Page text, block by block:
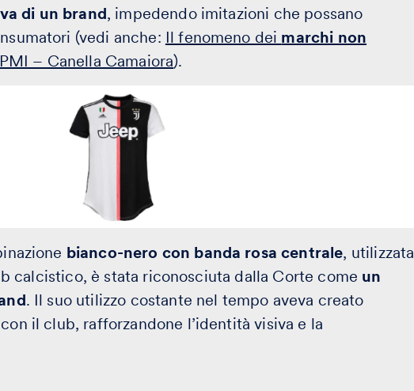
di un brand, impedendo imitazioni che possano
(vedi anche: Il fenomeno dei marchi non
– Canella Camaiora).
bianco-nero con banda rosa centrale, utilizzata
calcistico, è stata riconosciuta dalla Corte come un
. Il suo utilizzo costante nel tempo aveva creato
il club, rafforzandone l’identità visiva e la